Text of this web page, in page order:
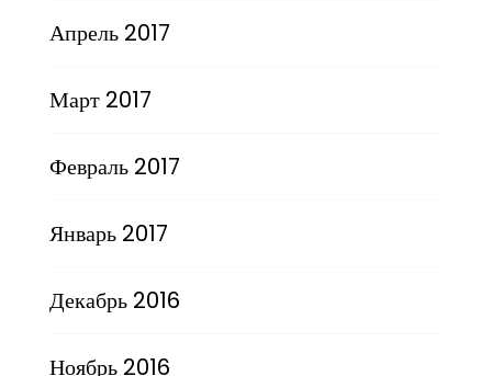
Апрель 2017
Март 2017
Февраль 2017
Январь 2017
Декабрь 2016
Ноябрь 2016